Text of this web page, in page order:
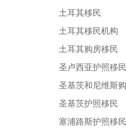
土耳其移民
土耳其移民机构
土耳其购房移民
圣卢西亚护照移民
圣基茨和尼维斯
圣基茨护照移民
塞浦路斯护照移民